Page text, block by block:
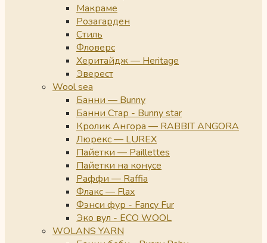
Макраме
Розагарден
Стиль
Фловерс
Херитайдж — Heritage
Эверест
Wool sea
Банни — Bunny
Банни Стар - Bunny star
Кролик Ангора — RABBIT ANGORA
Люрекс — LUREX
Пайетки — Paillettes
Пайетки на конусе
Раффи — Raffia
Флакс — Flax
Фэнси фур - Fancy Fur
Эко вул - ECO WOOL
WOLANS YARN